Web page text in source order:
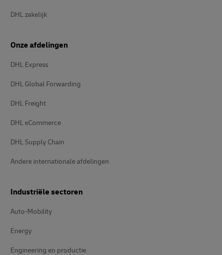
DHL zakelijk
Onze afdelingen
DHL Express
DHL Global Forwarding
DHL Freight
DHL eCommerce
DHL Supply Chain
Andere internationale afdelingen
Industriële sectoren
Auto-Mobility
Energy
Engineering en productie